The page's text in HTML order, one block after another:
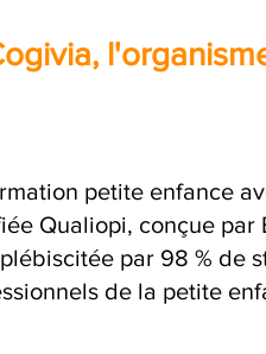
petite enfance
Qualiopi, conçue par
par 98 % de
de la petite